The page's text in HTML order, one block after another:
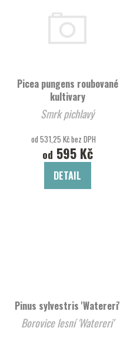
Picea pungens roubované
kultivary
Smrk pichlavý
od 531,25 Kč bez DPH
od 595 Kč
DETAIL
Pinus sylvestris 'Watereri'
Borovice lesní 'Watereri'